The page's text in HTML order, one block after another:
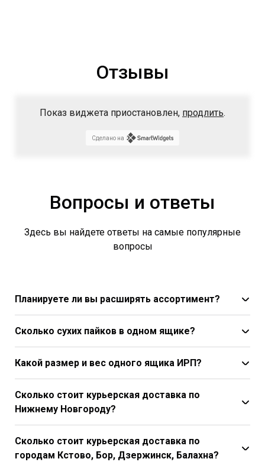
Отзывы
Показ виджета приостановлен, продлить.
Сделано на
Вопросы и ответы
Здесь вы найдете ответы на самые популярные
вопросы
Планируете ли вы расширять ассортимент?
Сколько сухих пайков в одном ящике?
Какой размер и вес одного ящика ИРП?
Сколько стоит курьерская доставка по
Нижнему Новгороду?
Сколько стоит курьерская доставка по
городам Кстово, Бор, Дзержинск, Балахна?